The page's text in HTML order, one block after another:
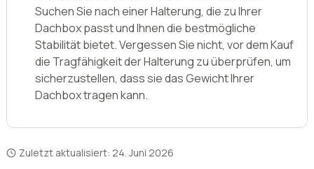
Die meisten Dachbox-Wandhalterungen sind
robust und belastbar. Sie bestehen aus
hochwertigen Materialien und sind langlebig. Einige
Modelle verfügen über eine abschließbare
Funktion, um Ihre Dachbox vor Diebstahl zu
Dachbox-Wandhalterungen sind in verschiedenen